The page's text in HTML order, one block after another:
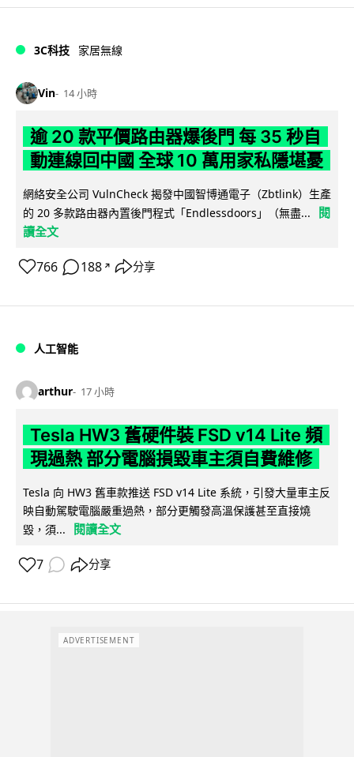
3C科技 家居無線
Vin 14 小時
逾 20 款平價路由器爆後門 每 35 秒自
動連線回中國 全球 10 萬用家私隱堪憂
網絡安全公司 VulnCheck 揭發中國智博通電子（Zbtlink）生產
的 20 多款路由器內置後門程式「Endlessdoors」（無盡...
閱
讀全文
766 188 ↗ 分享
人工智能
arthur 17 小時
Tesla HW3 舊硬件裝 FSD v14 Lite 頻
現過熱 部分電腦損毀車主須自費維修
Tesla 向 HW3 舊車款推送 FSD v14 Lite 系統，引發大量車主反
映自動駕駛電腦嚴重過熱，部分更觸發高溫保護甚至直接燒
毀，須...
閱讀全文
7 分享
ADVERTISEMENT